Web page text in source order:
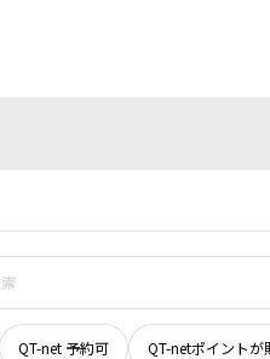
QT-net 予約可 QT-netポイントが